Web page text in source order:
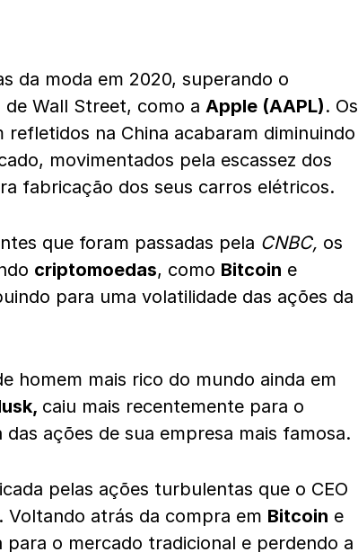
da moda em 2020, superando o
Wall Street, como a Apple (AAPL). Os
na China acabaram diminuindo
movimentados pela escassez dos
fabricação dos seus carros elétricos.
que foram passadas pela CNBC, os
criptomoedas, como Bitcoin e
para uma volatilidade das ações da
homem mais rico do mundo ainda em
caiu mais recentemente para o
ações de sua empresa mais famosa.
pelas ações turbulentas que o CEO
Voltando atrás da compra em Bitcoin e
o mercado tradicional e perdendo a